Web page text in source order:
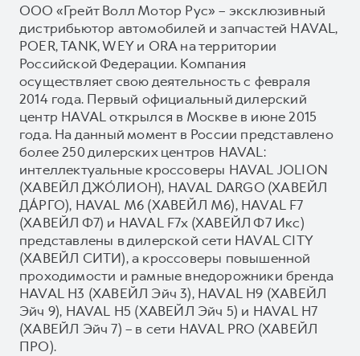
ООО «Грейт Волл Мотор Рус» – эксклюзивный
дистрибьютор автомобилей и запчастей HAVAL,
POER, TANK, WEY и ORA на территории
Российской Федерации. Компания
осуществляет свою деятельность с февраля
2014 года. Первый официальный дилерский
центр HAVAL открылся в Москве в июне 2015
года. На данный момент в России представлено
более 250 дилерских центров HAVAL:
интеллектуальные кроссоверы HAVAL JOLION
(ХАВЕЙЛ ДЖО́ЛИОН), HAVAL DARGO (ХАВЕЙЛ
ДА́РГО), HAVAL М6 (ХАВЕЙЛ M6), HAVAL F7
(ХАВЕЙЛ Ф7) и HAVAL F7x (ХАВЕЙЛ Ф7 Икс)
представлены в дилерской сети HAVAL CITY
(ХАВЕЙЛ СИТИ), а кроссоверы повышенной
проходимости и рамные внедорожники бренда
HAVAL H3 (ХАВЕЙЛ Эйч 3), HAVAL H9 (ХАВЕЙЛ
Эйч 9), HAVAL H5 (ХАВЕЙЛ Эйч 5) и HAVAL H7
(ХАВЕЙЛ Эйч 7) – в сети HAVAL PRO (ХАВЕЙЛ
ПРО).